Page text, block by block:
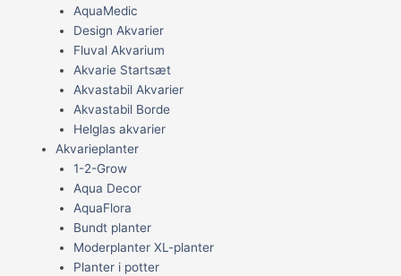
AquaMedic
Design Akvarier
Fluval Akvarium
Akvarie Startsæt
Akvastabil Akvarier
Akvastabil Borde
Helglas akvarier
Akvarieplanter
1-2-Grow
Aqua Decor
AquaFlora
Bundt planter
Moderplanter XL-planter
Planter i potter